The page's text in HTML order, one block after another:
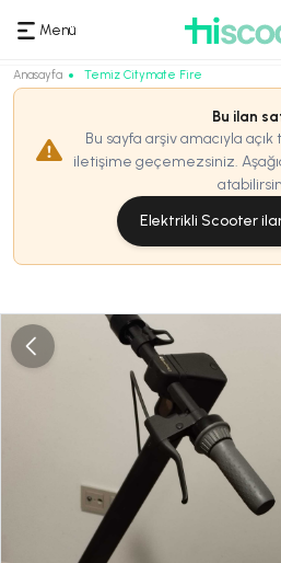
Menü
Anasayfa Temiz Citymate Fire
Bu ilan
Bu sayfa arşiv amacıyla
iletişime geçemezsiniz.
Elektrikli Scooter